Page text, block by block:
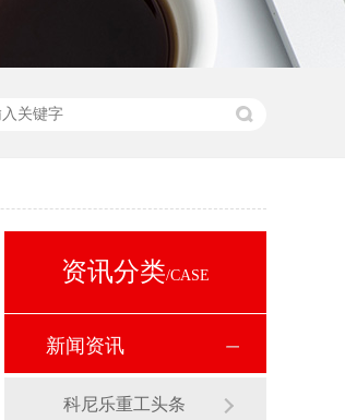
资讯分类/CASE
新闻资讯
科尼乐重工头条